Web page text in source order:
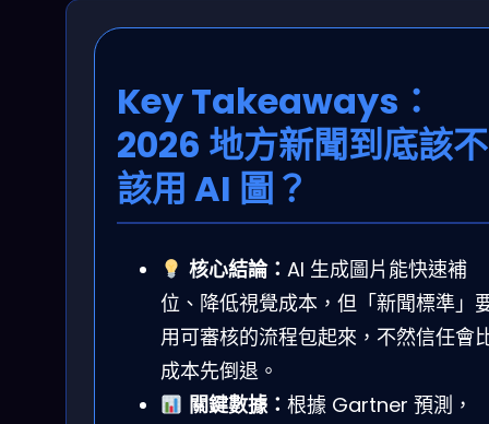
Key Takeaways：
2026 地方新聞到底該不
該用 AI 圖？
核心結論： AI 生成圖片能快速補
位、降低視覺成本，但「新聞標準」
用可審核的流程包起來，不然信任會
成本先倒退。
關鍵數據： 根據 Gartner 預測，